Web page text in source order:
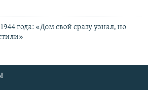
года: «Дом свой сразу узнал, но